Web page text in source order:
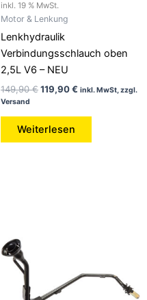
inkl. 19 % MwSt.
Motor & Lenkung
Lenkhydraulik
Verbindungsschlauch oben
2,5L V6 – NEU
149,90€119,90€ inkl. MwSt, zzgl.
Versand
Weiterlesen